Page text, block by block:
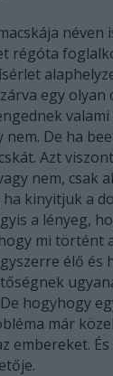
néven
régóta
egy olyan
nem. De ha
Azt
nem, csak
kinyitjuk a
a lényeg,
mi történt
élő és
hogyhogy
már
embereket. És